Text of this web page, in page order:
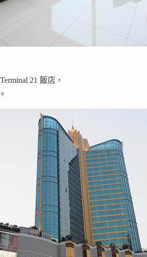
21 飯店，